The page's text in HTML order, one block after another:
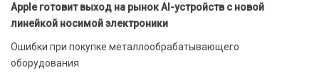
Apple готовит выход на рынок AI-устройств с новой
линейкой носимой электроники
Ошибки при покупке металлообрабатывающего
оборудования